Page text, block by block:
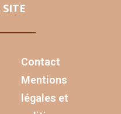
Contact
Mentions
légales et